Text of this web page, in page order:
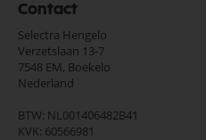
Contact
Selectra Hengelo
Verzetslaan 13-7
7548 EM, Boekelo
Nederland
BTW: NL001406482B41
KVK: 60566981